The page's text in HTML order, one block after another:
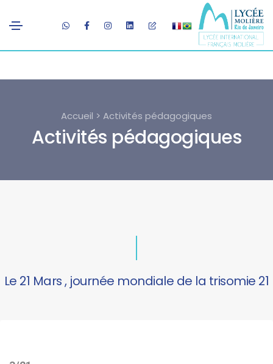
Accueil > Activités pédagogiques
Activités pédagogiques
Le 21 Mars , journée mondiale de la trisomie 21